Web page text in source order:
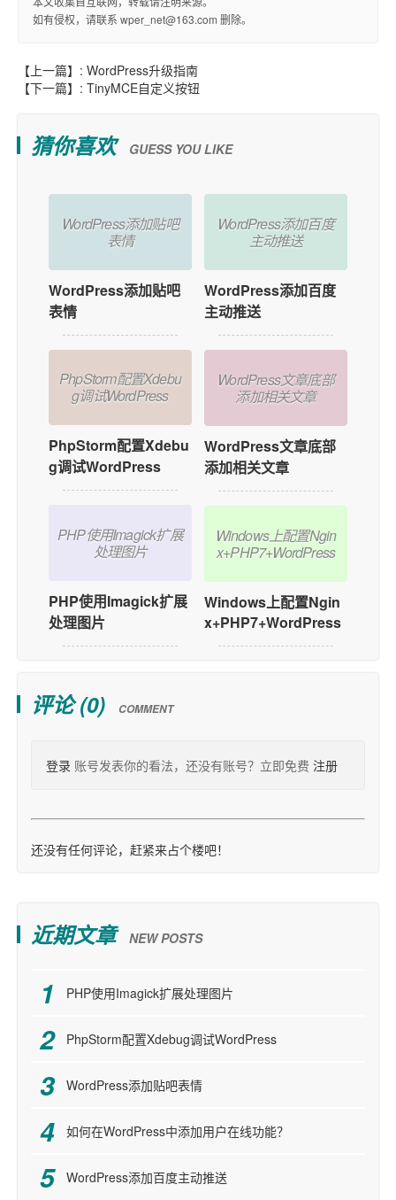
如有侵权，请联系 wper_net@163.com 删除。
【上一篇】: WordPress升级指南
【下一篇】: TinyMCE自定义按钮
猜你喜欢 GUESS YOU LIKE
WordPress添加贴吧
表情
WordPress添加贴吧
表情
PhpStorm配置Xdebu
g调试WordPress
PhpStorm配置Xdebu
g调试WordPress
PHP使用Imagick扩展
处理图片
PHP使用Imagick扩展
处理图片
WordPress添加百度
主动推送
WordPress添加百度
主动推送
WordPress文章底部
添加相关文章
WordPress文章底部
添加相关文章
Windows上配置Ngin
x+PHP7+WordPress
Windows上配置Ngin
x+PHP7+WordPress
评论 (0) COMMENT
登录 账号发表你的看法，还没有账号？立即免费 注册
还没有任何评论，赶紧来占个楼吧！
近期文章 NEW POSTS
PHP使用Imagick扩展处理图片
PhpStorm配置Xdebug调试WordPress
WordPress添加贴吧表情
如何在WordPress中添加用户在线功能？
WordPress添加百度主动推送